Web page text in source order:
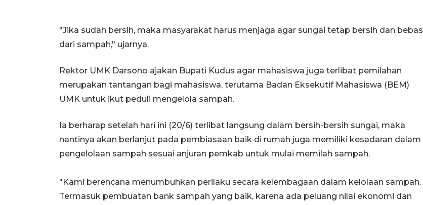
"Jika sudah bersih, maka masyarakat harus menjaga agar sungai tetap bersih dan bebas
dari sampah," ujarnya.
Rektor UMK Darsono ajakan Bupati Kudus agar mahasiswa juga terlibat pemilahan
merupakan tantangan bagi mahasiswa, terutama Badan Eksekutif Mahasiswa (BEM)
UMK untuk ikut peduli mengelola sampah.
Ia berharap setelah hari ini (20/6) terlibat langsung dalam bersih-bersih sungai, maka
nantinya akan berlanjut pada pembiasaan baik di rumah juga memiliki kesadaran dalam
pengelolaan sampah sesuai anjuran pemkab untuk mulai memilah sampah.
"Kami berencana menumbuhkan perilaku secara kelembagaan dalam kelolaan sampah.
Termasuk pembuatan bank sampah yang baik, karena ada peluang nilai ekonomi dan
Kemarau memuncak, air
27 July 2026 20:07 WIB